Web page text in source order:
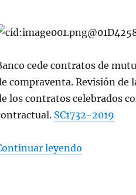
cede contratos de
compraventa. Revisión de
los contratos celebrados
SC1732-2019
leyendo«Banco